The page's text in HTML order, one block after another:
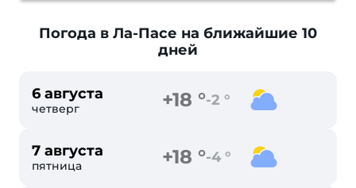
Погода в Ла-Пасе на ближайшие 10
дней
6 августа
четверг +18 °-2 °
7 августа
пятница +18 °-4 °